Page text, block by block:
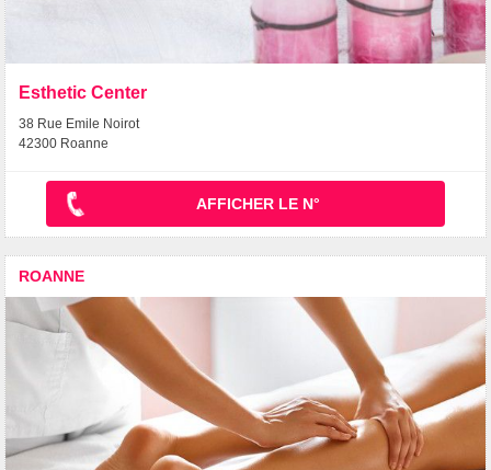
Esthetic Center
38 Rue Emile Noirot
42300 Roanne
AFFICHER LE N°
ROANNE